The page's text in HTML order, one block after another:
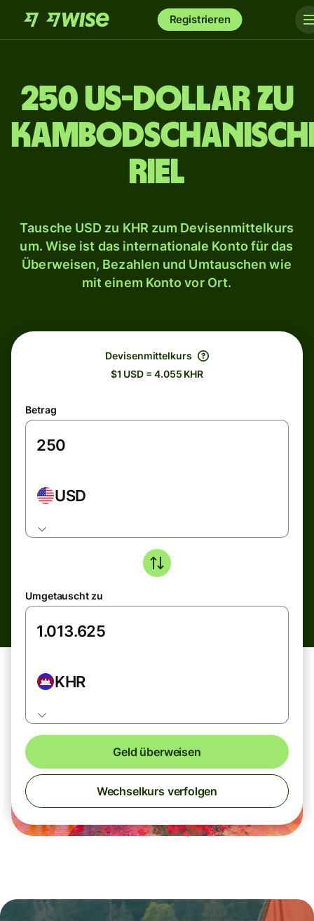
Registrieren
250 US-Dollar zu
Riel
Tausche USD zu KHR zum Devisenmittelkurs
um. Wise ist das internationale Konto für das
Überweisen, Bezahlen und Umtauschen wie
mit einem Konto vor Ort.
Devisenmittelkurs
$1 USD = 4.055 KHR
Betrag
USD
Umgetauscht zu
KHR
Geld überweisen
Wechselkurs verfolgen